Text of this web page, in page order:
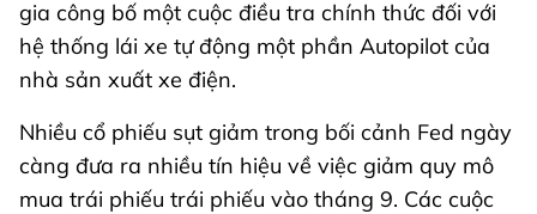
gia công bố một cuộc điều tra chính thức đối với
hệ thống lái xe tự động một phần Autopilot của
nhà sản xuất xe điện.
Nhiều cổ phiếu sụt giảm trong bối cảnh Fed ngày
càng đưa ra nhiều tín hiệu về việc giảm quy mô
mua trái phiếu trái phiếu vào tháng 9. Các cuộc